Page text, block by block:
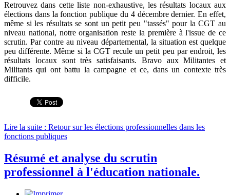
Retrouvez dans cette liste non-exhaustive, les résultats locaux aux
élections dans la fonction publique du 4 décembre dernier. En effet,
même si les résultats se sont un petit peu "tassés" pour la CGT au
niveau national, notre organisation reste la première à l'issue de ce
scrutin. Par contre au niveau départemental, la situation est quelque
peu différente. Même si la CGT recule un petit peu par endroit, les
résultats locaux sont très satisfaisants. Bravo aux Militantes et
Militants qui ont battu la campagne et ce, dans un contexte très
difficile.
Lire la suite : Retour sur les élections professionnelles dans les
fonctions publiques
Résumé et analyse du scrutin
professionnel à l'éducation nationale.